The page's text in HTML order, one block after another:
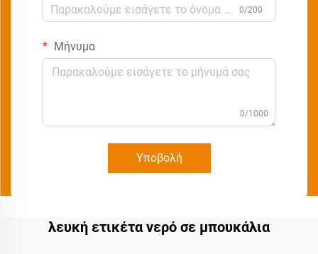
0/200
Μήνυμα
0/1000
Υποβολή
λευκή ετικέτα νερό σε μπουκάλια